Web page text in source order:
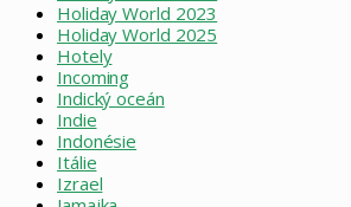
Holiday World 2023
Holiday World 2025
Hotely
Incoming
Indický oceán
Indie
Indonésie
Itálie
Izrael